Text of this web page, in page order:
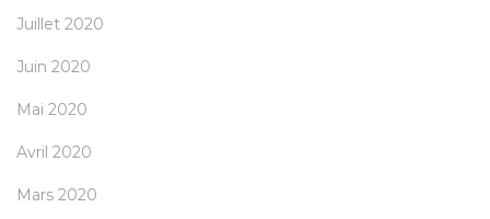
Juillet 2020
Juin 2020
Mai 2020
Avril 2020
Mars 2020